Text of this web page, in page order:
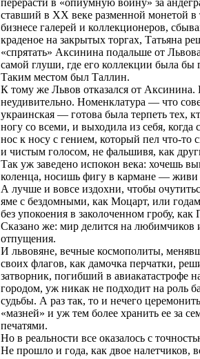
перерасти в «опиумную войну» за
ставший в ХХ веке разменной монетой в
бизнесе галерей и коллекционеров,
краденое на закрытых торгах, Татьяна
«спрятать» Аксинина подальше от
самой глуши, где его коллекции была бы
Таким местом был Таллин.
К тому же Львов отказался от Аксинина.
неудивительно. Номенклатура — что
украинская — готова была терпеть тех,
ногу со всеми, и выходила из себя, когда
нос к носу с гением, который пел что-то
и чистым голосом, не фальшивя, как
Так уж заведено испокон века: хочешь
коленца, носишь фигу в кармане — живи
А лучше и вовсе издохни, чтобы
яме с бездомными, как Моцарт, или
без упокоения в заколоченном гробу, как
Сказано же: мир делится на любимчиков
отпущения.
И львовяне, вечные космополиты,
своих флагов, как дамочка перчатки,
затворник, погибший в авиакатастрофе
городом, уж никак не подходит на роль
судьбы. А раз так, то и нечего
«мазней» и уж тем более хранить ее за
печатями.
Но в реальности все оказалось с
Не прошло и года, как двое налетчиков,